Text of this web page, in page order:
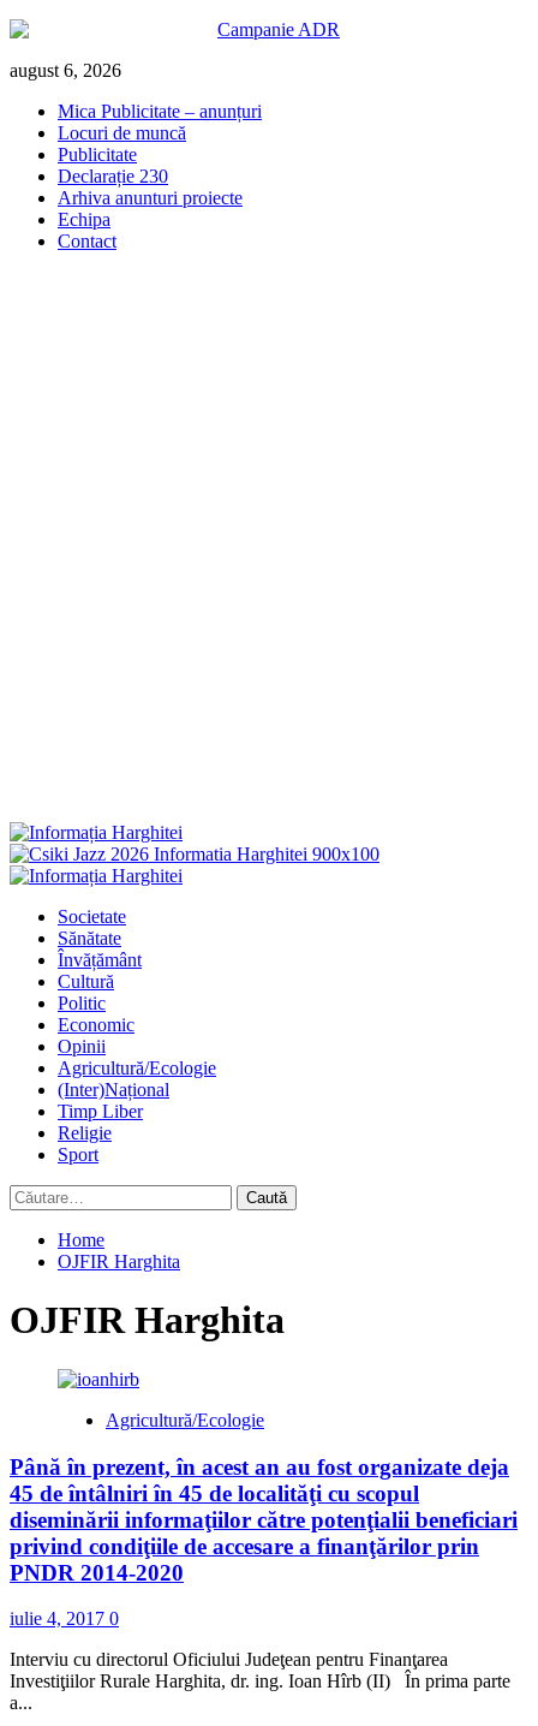
Skip
content
august 6, 2026
Mica Publicitate – anunțuri
Locuri de muncă
Publicitate
Declarație 230
Arhiva anunturi proiecte
Echipa
Contact
Primary
Societate
Sănătate
Învățământ
Cultură
Politic
Economic
Opinii
Agricultură/Ecologie
(Inter)Național
Timp Liber
Religie
Sport
Caută
după:
Home
OJFIR Harghita
OJFIR Harghita
Agricultură/Ecologie
Până în prezent, în acest an au fost organizate deja
45 de întâlniri în 45 de localităţi cu scopul
diseminării informaţiilor către potenţialii beneficiari
privind condiţiile de accesare a finanţărilor prin
PNDR 2014-2020
iulie 4, 2017 0
Interviu cu directorul Oficiului Judeţean pentru Finanţarea
Investiţiilor Rurale Harghita, dr. ing. Ioan Hîrb (II) În prima parte
a...